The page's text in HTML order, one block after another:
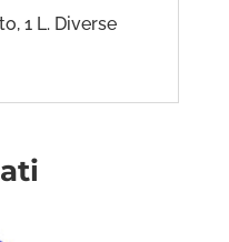
1 L. Diverse